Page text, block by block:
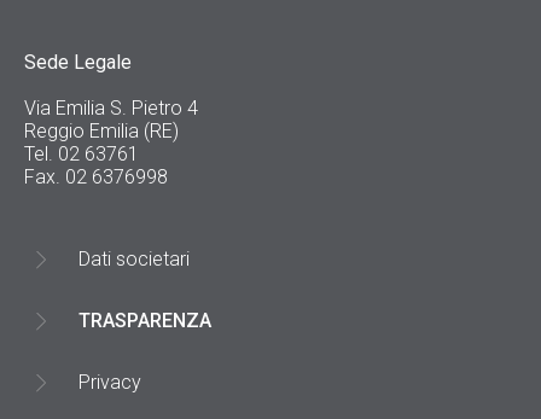
Sede Legale
Via Emilia S. Pietro 4
Reggio Emilia (RE)
Tel. 02 63761
Fax. 02 6376998
Dati societari
TRASPARENZA
Privacy